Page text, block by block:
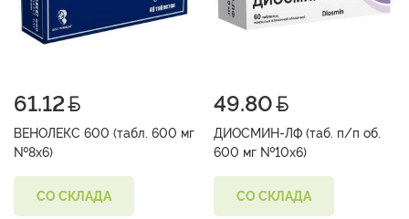
61.12
ВЕНОЛЕКС 600 (табл. 600 мг
№8х6)
СО СКЛАДА
49.80
ДИОСМИН-ЛФ (таб. п/п об.
600 мг №10х6)
СО СКЛАДА